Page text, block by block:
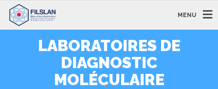
MENU
LABORATOIRES DE
DIAGNOSTIC
MOLÉCULAIRE